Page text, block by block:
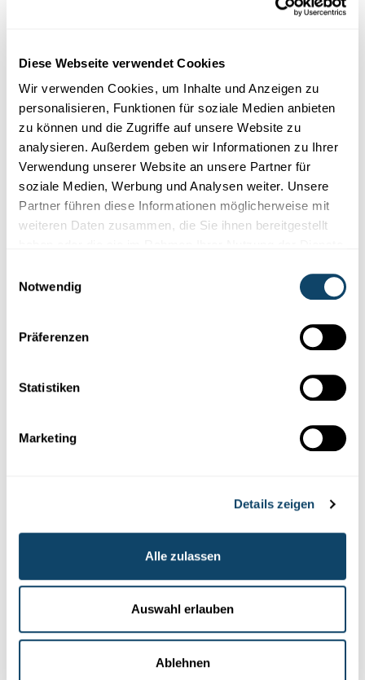
Diese Webseite verwendet Cookies
Wir verwenden Cookies, um Inhalte und Anzeigen zu
personalisieren, Funktionen für soziale Medien anbieten
zu können und die Zugriffe auf unsere Website zu
analysieren. Außerdem geben wir Informationen zu Ihrer
Verwendung unserer Website an unsere Partner für
soziale Medien, Werbung und Analysen weiter. Unsere
Partner führen diese Informationen möglicherweise mit
weiteren Daten zusammen, die Sie ihnen bereitgestellt
Notwendig
Präferenzen
Statistiken
Marketing
Details zeigen
Alle zulassen
Auswahl erlauben
Ablehnen
Joseph Rodesch alias Mr. Science – sucht
Joseph ist Mr Science. Seit 2009 begeistert er für Wissenschaft
DIE MENSCHEN HINTER SCIENCE.LU